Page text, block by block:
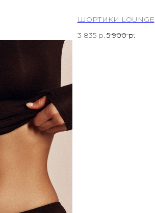
ШОРТИКИ LOUNGE
3 835 р.5 900 р.